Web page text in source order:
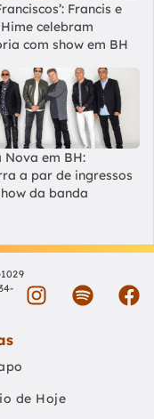
Francis e
celebram
com show em BH
Nova em BH:
a par de ingressos
da banda
de Hoje